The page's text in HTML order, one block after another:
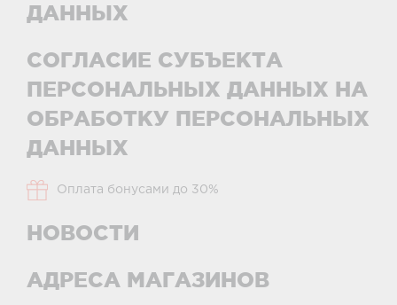
ДАННЫХ
СОГЛАСИЕ СУБЪЕКТА
ПЕРСОНАЛЬНЫХ ДАННЫХ НА
ОБРАБОТКУ ПЕРСОНАЛЬНЫХ
ДАННЫХ
Оплата бонусами до 30%
НОВОСТИ
АДРЕСА МАГАЗИНОВ